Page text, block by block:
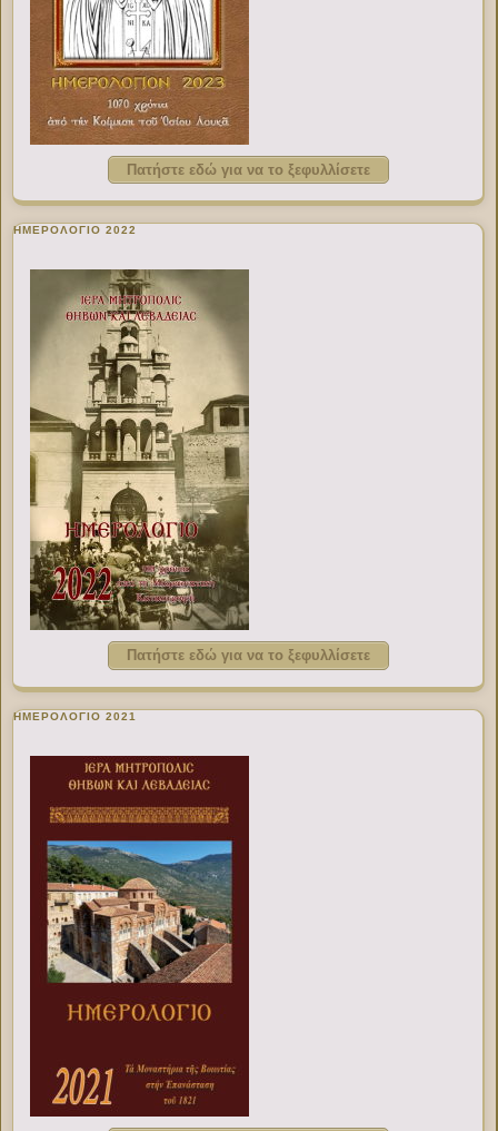
Πατήστε εδώ για να το ξεφυλλίσετε
ΗΜΕΡΟΛΟΓΙΟ 2022
Πατήστε εδώ για να το ξεφυλλίσετε
ΗΜΕΡΟΛΟΓΙΟ 2021